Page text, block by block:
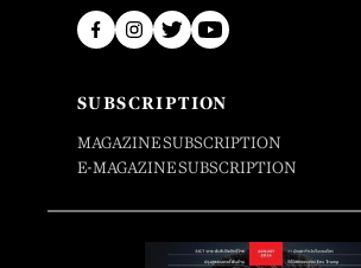
SUBSCRIPTION
MAGAZINE SUBSCRIPTION
E-MAGAZINE SUBSCRIPTION